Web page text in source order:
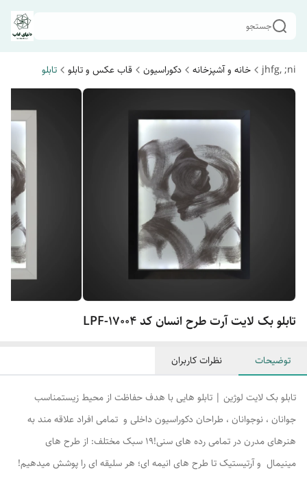
جستجو
jhfg, ;ni خانه و آشپزخانه دکوراسیون قاب عکس و تابلو تابلو
تابلو بک لایت آرت طرح انسان کد LPF-17004
توضیحات نظرات کاربران
تابلو بک لایت لوژین | تابلو هایی با هدف حفاظت از محیط زیستمناسب
جوانان ، نوجوانان ، طراحان دکوراسیون داخلی و تمامی افراد علاقه مند به
هنرهای مدرن در تمامی رده های سنی!۱۹ سبک مختلف: از طرح های
مینیمال و آرتیستیک تا طرح های انیمه ای؛ هر سلیقه ای را پوشش میدهیم!